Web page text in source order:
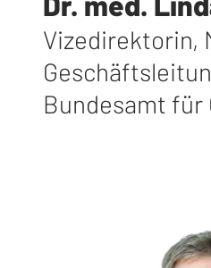
Vizedirektorin,
Bundesamt für